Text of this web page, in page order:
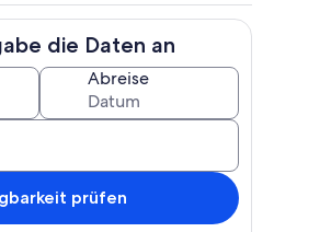
Wohnbereich
die Daten an
Abreise
prüfen